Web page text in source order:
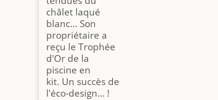
châlet laqué
blanc... Son
propriétaire a
reçu le Trophée
d'Or de la
piscine en
kit. Un succès de
l'éco-design... !